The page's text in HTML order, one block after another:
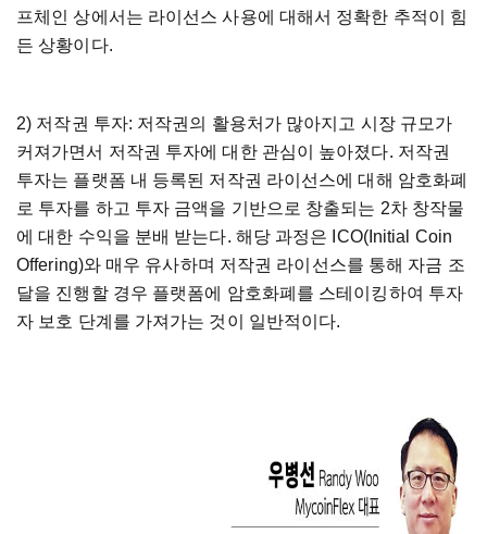
프체인 상에서는 라이선스 사용에 대해서 정확한 추적이 힘
든 상황이다.
2) 저작권 투자: 저작권의 활용처가 많아지고 시장 규모가
커져가면서 저작권 투자에 대한 관심이 높아졌다. 저작권
투자는 플랫폼 내 등록된 저작권 라이선스에 대해 암호화폐
로 투자를 하고 투자 금액을 기반으로 창출되는 2차 창작물
에 대한 수익을 분배 받는다. 해당 과정은 ICO(Initial Coin
Offering)와 매우 유사하며 저작권 라이선스를 통해 자금 조
달을 진행할 경우 플랫폼에 암호화폐를 스테이킹하여 투자
자 보호 단계를 가져가는 것이 일반적이다.